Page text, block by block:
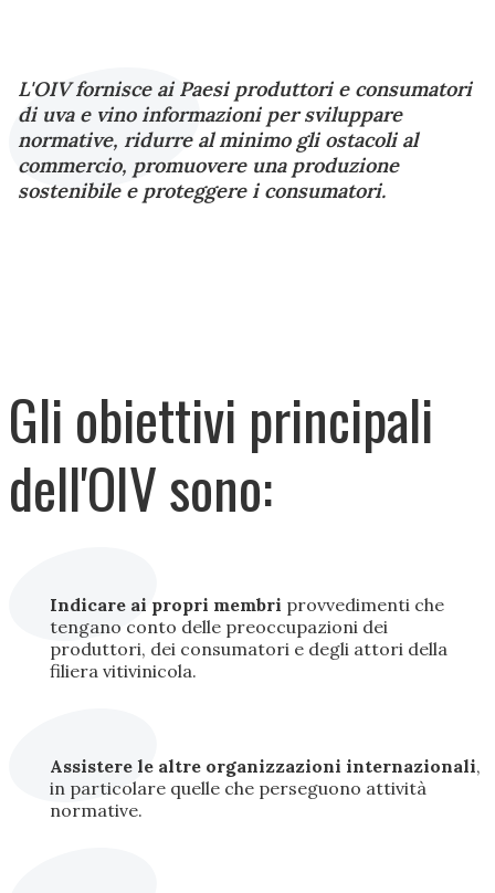
L'OIV fornisce ai Paesi produttori e consumatori
di uva e vino informazioni per sviluppare
normative, ridurre al minimo gli ostacoli al
commercio, promuovere una produzione
sostenibile e proteggere i consumatori.
Gli obiettivi principali
dell'OIV sono:
Indicare ai propri membri provvedimenti che
tengano conto delle preoccupazioni dei
produttori, dei consumatori e degli attori della
filiera vitivinicola.
Assistere le altre organizzazioni internazionali,
in particolare quelle che perseguono attività
normative.